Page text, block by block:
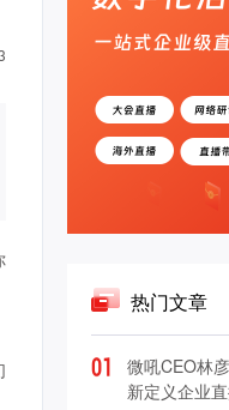
热门文章
微吼CEO林
新定义企业